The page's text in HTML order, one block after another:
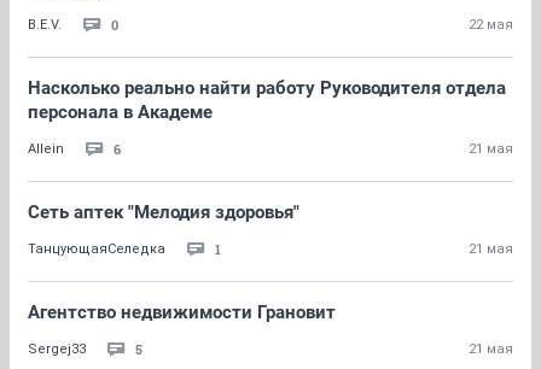
B.E.V. 0 22 мая
Насколько реально найти работу Руководителя отдела
персонала в Академе
Allein 6 21 мая
Сеть аптек "Мелодия здоровья"
ТанцующаяСеледка 1 21 мая
Агентство недвижимости Грановит
Sergej33 5 21 мая